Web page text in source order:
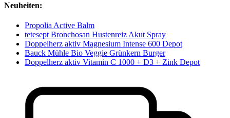
Neuheiten:
Propolia Active Balm
tetesept Bronchosan Hustenreiz Akut Spray
Doppelherz aktiv Magnesium Intense 600 Depot
Bauck Mühle Bio Veggie Grünkern Burger
Doppelherz aktiv Vitamin C 1000 + D3 + Zink Depot